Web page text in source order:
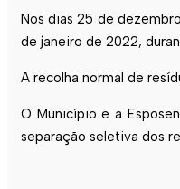
Nos dias 25 de
de janeiro de 2022,
A recolha normal de
O Município e a
separação seletiva dos